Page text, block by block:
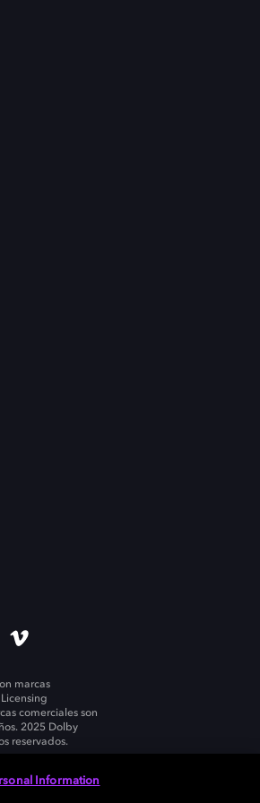
marcas
comerciales son
2025 Dolby
reservados.
Information